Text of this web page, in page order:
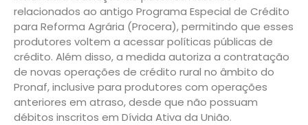
relacionados ao antigo Programa Especial de Crédito
para Reforma Agrária (Procera), permitindo que esses
produtores voltem a acessar políticas públicas de
crédito. Além disso, a medida autoriza a contratação
de novas operações de crédito rural no âmbito do
Pronaf, inclusive para produtores com operações
anteriores em atraso, desde que não possuam
débitos inscritos em Dívida Ativa da União.